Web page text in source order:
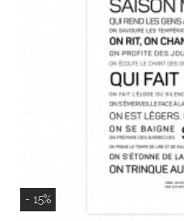
- 15%